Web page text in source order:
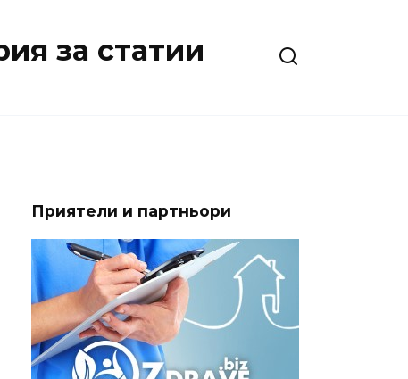
за статии
Приятели и партньори